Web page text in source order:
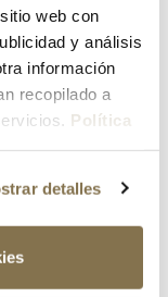
web con
y análisis
información
recopilado a
Política
detalles